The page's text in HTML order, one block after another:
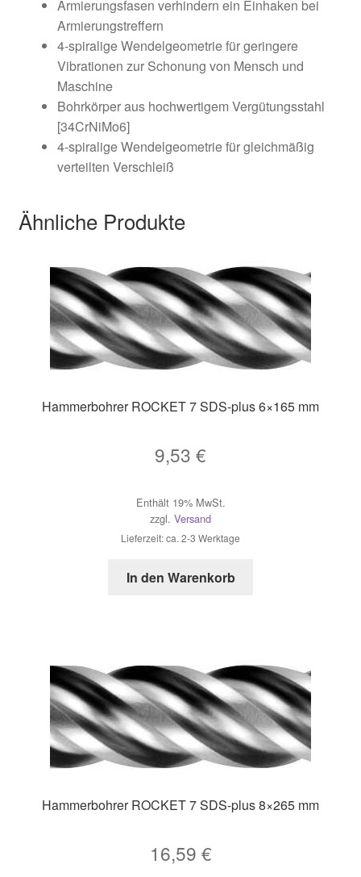
Armierungsfasen verhindern ein Einhaken bei
Armierungstreffern
4-spiralige Wendelgeometrie für geringere
Vibrationen zur Schonung von Mensch und
Maschine
Bohrkörper aus hochwertigem Vergütungsstahl
[34CrNiMo6]
4-spiralige Wendelgeometrie für gleichmäßig
verteilten Verschleiß
Ähnliche Produkte
Hammerbohrer ROCKET 7 SDS-plus 6×165 mm
9,53 €
Enthält 19% MwSt.
zzgl. Versand
Lieferzeit: ca. 2-3 Werktage
In den Warenkorb
Hammerbohrer ROCKET 7 SDS-plus 8×265 mm
16,59 €